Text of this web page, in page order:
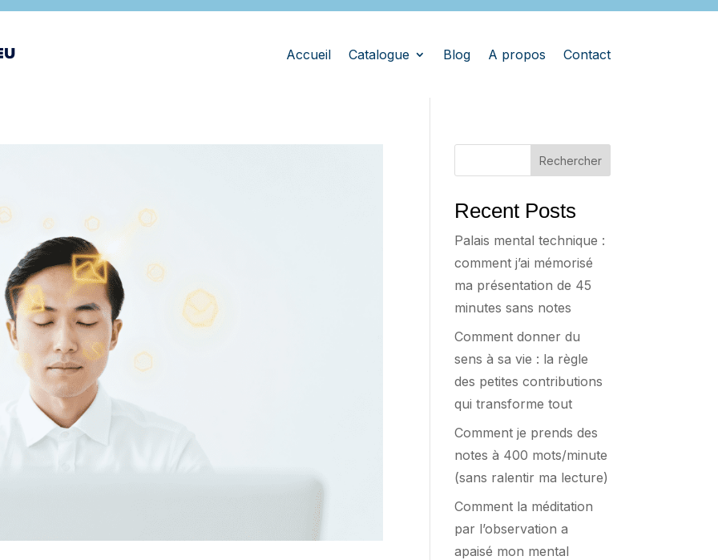
Accueil Catalogue Blog A propos Contact
Rechercher
Recent Posts
Palais mental technique :
comment j’ai mémorisé
ma présentation de 45
minutes sans notes
Comment donner du
sens à sa vie : la règle
des petites contributions
qui transforme tout
Comment je prends des
notes à 400 mots/minute
(sans ralentir ma lecture)
Comment la méditation
par l’observation a
apaisé mon mental